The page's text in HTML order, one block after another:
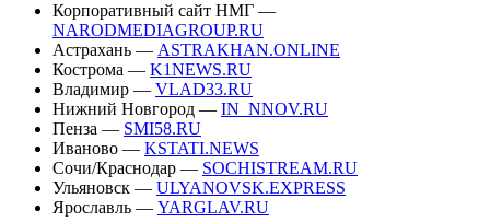
Корпоративный сайт НМГ —
NARODMEDIAGROUP.RU
Астрахань — ASTRAKHAN.ONLINE
Кострома — K1NEWS.RU
Владимир — VLAD33.RU
Нижний Новгород — IN_NNOV.RU
Пенза — SMI58.RU
Иваново — KSTATI.NEWS
Сочи/Краснодар — SOCHISTREAM.RU
Ульяновск — ULYANOVSK.EXPRESS
Ярославль — YARGLAV.RU